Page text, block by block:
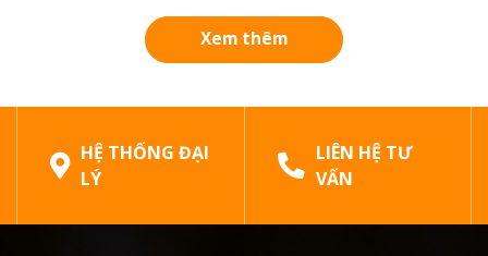
hãng” và “hàng giả, hàng nhái”...
Xem thêm
HỆ THỐNG ĐẠI
LÝ
LIÊN HỆ TƯ
VẤN